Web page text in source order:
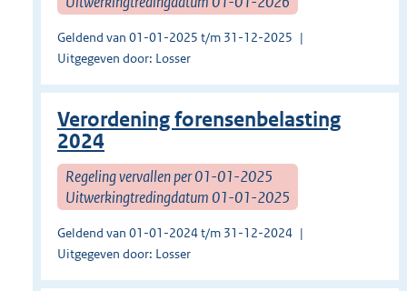
Geldend van 01-01-2025 t/m 31-12-2025
Uitgegeven door: Losser
Verordening forensenbelasting
2024
Regeling vervallen per 01-01-2025
Uitwerkingtredingdatum 01-01-2025
Geldend van 01-01-2024 t/m 31-12-2024
Uitgegeven door: Losser